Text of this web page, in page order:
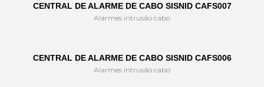
CENTRAL DE ALARME DE CABO SISNID CAFS007
Alarmes intrusão cabo
CENTRAL DE ALARME DE CABO SISNID CAFS006
Alarmes intrusão cabo